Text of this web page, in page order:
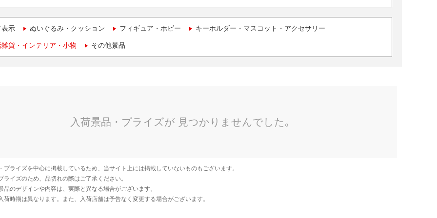
表示 ぬいぐるみ・クッション フィギュア・ホビー キーホルダー・マスコット・アクセサリー
貨・インテリア・小物 その他景品